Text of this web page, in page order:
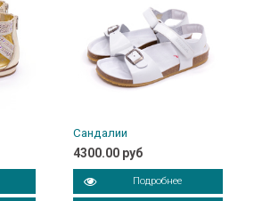
Сандалии
4300.00 руб
Подробнее